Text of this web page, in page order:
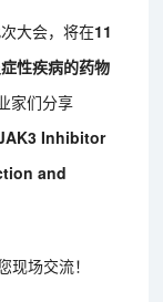
大会，将在11
性疾病的药物
家们分享
Inhibitor
and
现场交流！